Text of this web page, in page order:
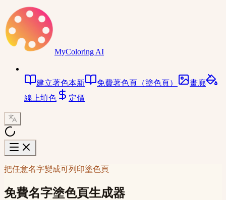
MyColoring AI
建立著色本新 免費著色頁（塗色頁）
畫廊
線上填色
定價
把任意名字變成可列印塗色頁
免費名字塗色頁生成器